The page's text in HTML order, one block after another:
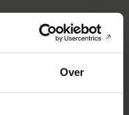
Over